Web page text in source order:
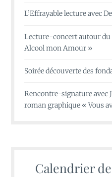
L’Effrayable lecture avec
Lecture-concert autour
Alcool mon Amour »
Soirée découverte des
Rencontre-signature avec
roman graphique « Vous
Calendrier